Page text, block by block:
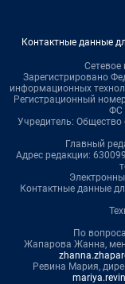
Контактные данные
Сетевое
Зарегистрировано
информационных
Регистрационный
ФС
Учредитель:
Главный
Адрес редакции:
Контактные данные
По
Жапарова Жанна,
Ревина Мария,